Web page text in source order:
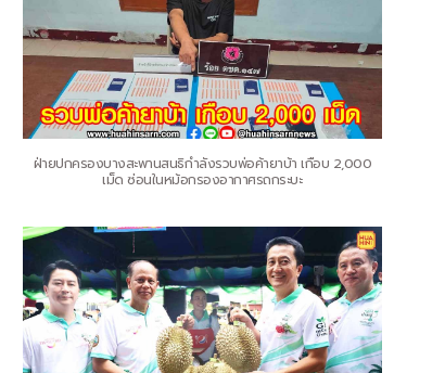
ฝ่ายปกครองบางสะพานสนธิกำลังรวบพ่อค้ายาบ้า เกือบ 2,000
เม็ด ซ่อนในหม้อกรองอากาศรถกระบะ